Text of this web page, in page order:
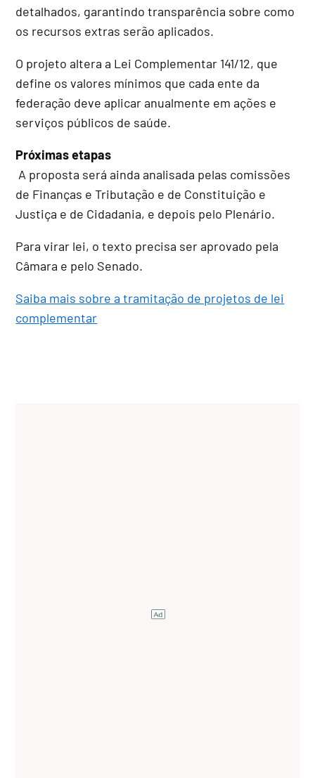
detalhados, garantindo transparência sobre como
os recursos extras serão aplicados.
O projeto altera a Lei Complementar 141/12, que
define os valores mínimos que cada ente da
federação deve aplicar anualmente em ações e
serviços públicos de saúde.
Próximas etapas
A proposta será ainda analisada pelas comissões
de Finanças e Tributação e de Constituição e
Justiça e de Cidadania, e depois pelo Plenário.
Para virar lei, o texto precisa ser aprovado pela
Câmara e pelo Senado.
Saiba mais sobre a tramitação de projetos de lei
complementar